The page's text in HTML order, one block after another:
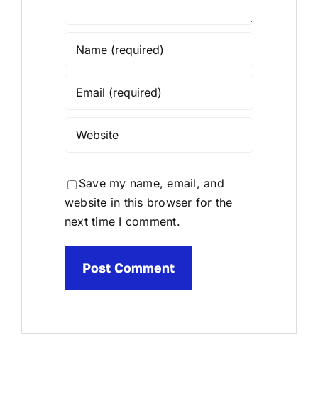
Save my name, email, and
website in this browser for the
next time I comment.